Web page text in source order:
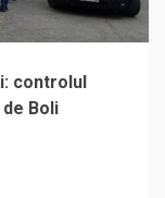
controlul
Boli